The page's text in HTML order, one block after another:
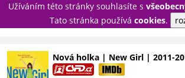
Užíváním této stránky souhlasíte s
Tato stránka používá cookies.
Nová holka | New Girl | 2011-